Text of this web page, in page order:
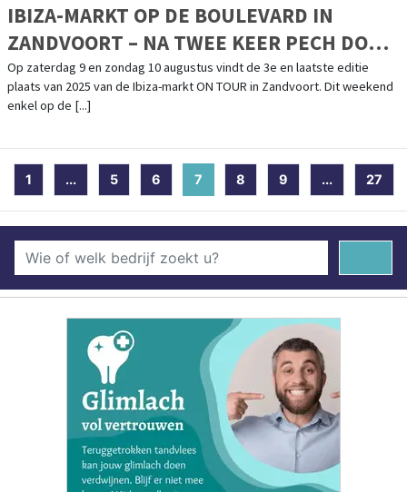
IBIZA-MARKT OP DE BOULEVARD IN
ZANDVOORT – NA TWEE KEER PECH DOOR
HET WEER GAAN WE VOOR EEN LAATSTE
MOOI WEEKEND!
Op zaterdag 9 en zondag 10 augustus vindt de 3e en laatste editie
plaats van 2025 van de Ibiza-markt ON TOUR in Zandvoort. Dit weekend
enkel op de [...]
1 ... 5 6 7 (current)
8 9 ... 27